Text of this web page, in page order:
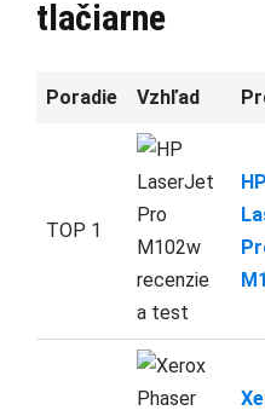
tlačiarne
Poradie Vzhľad
TOP 1
HP